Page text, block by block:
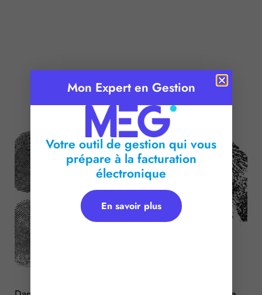
Publié le :2 décembre 2025
Temps de lecture : 2 minutes
Mon Expert en Gestion
Votre outil de gestion qui vous
prépare à la facturation
électronique
En savoir plus